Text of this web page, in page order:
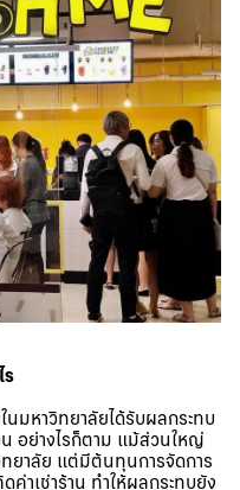
ร
นมหาวิทยาลัยได้รับผลกระทบ
อย่างไรก็ตาม แม้ส่วนใหญ่
ยาลัย แต่มีต้นทุนการจัดการ
ค่าเช่าร้าน ทำให้ผลกระทบยัง